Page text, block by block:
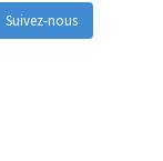
Suivez-nous